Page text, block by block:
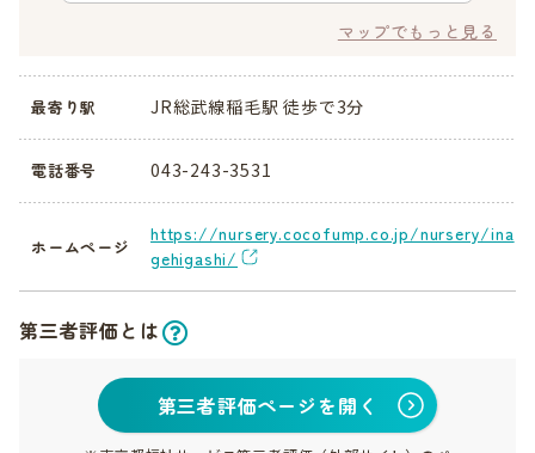
マップでもっと見る
最寄り駅 JR総武線稲毛駅 徒歩で3分
電話番号 043-243-3531
ホームページ
https://nursery.cocofump.co.jp/nursery/ina
gehigashi/
第三者評価とは
第三者評価ページを開く